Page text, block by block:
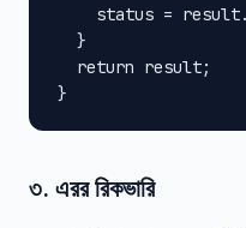
status =
  }
  return result;
}
৩. এরর রিকভারি